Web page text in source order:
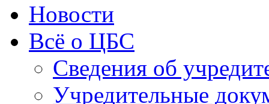
Новости
Всё о ЦБС
Сведения об
Учредительные